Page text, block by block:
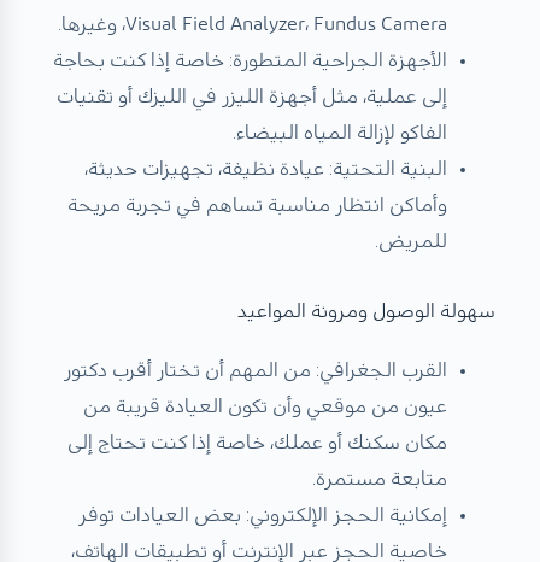
Visual Field Analyzer، Fundus Camera، وغيرها.
الأجهزة الجراحية المتطورة: خاصة إذا كنت بحاجة
إلى عملية، مثل أجهزة الليزر في الليزك أو تقنيات
الفاكو لإزالة المياه البيضاء.
البنية التحتية: عيادة نظيفة، تجهيزات حديثة،
وأماكن انتظار مناسبة تساهم في تجربة مريحة
للمريض.
سهولة الوصول ومرونة المواعيد
القرب الجغرافي: من المهم أن تختار أقرب دكتور
عيون من موقعي وأن تكون العيادة قريبة من
مكان سكنك أو عملك، خاصة إذا كنت تحتاج إلى
متابعة مستمرة.
إمكانية الحجز الإلكتروني: بعض العيادات توفر
خاصية الحجز عبر الإنترنت أو تطبيقات الهاتف،